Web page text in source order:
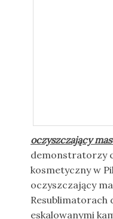
oczyszczający
demonstratorzy
kosmetyczny w
oczyszczający
Resublimatorach
eskalowanymi